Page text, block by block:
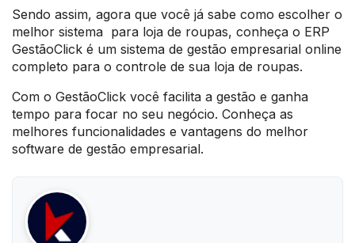
Sendo assim, agora que você já sabe como escolher o
melhor sistema para loja de roupas, conheça o ERP
GestãoClick é um sistema de gestão empresarial online
completo para o controle de sua loja de roupas.
Com o GestãoClick você facilita a gestão e ganha
tempo para focar no seu negócio. Conheça as
melhores funcionalidades e vantagens do melhor
software de gestão empresarial.